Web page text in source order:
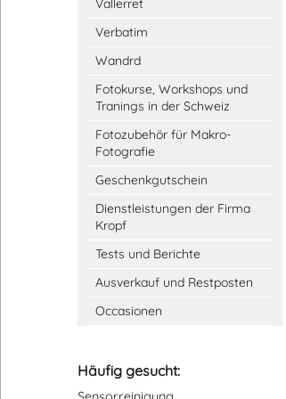
Vallerret
Verbatim
Wandrd
Fotokurse, Workshops und
Tranings in der Schweiz
Fotozubehör für Makro-
Fotografie
Geschenkgutschein
Dienstleistungen der Firma
Kropf
Tests und Berichte
Ausverkauf und Restposten
Occasionen
Häufig gesucht: